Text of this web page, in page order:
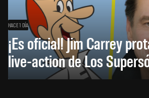
HACE 1 DÍA
¡Es oficial! Jim Carrey
live-action de Los